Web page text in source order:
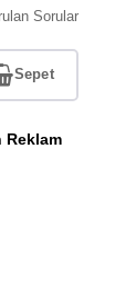
Sorular
Reklam